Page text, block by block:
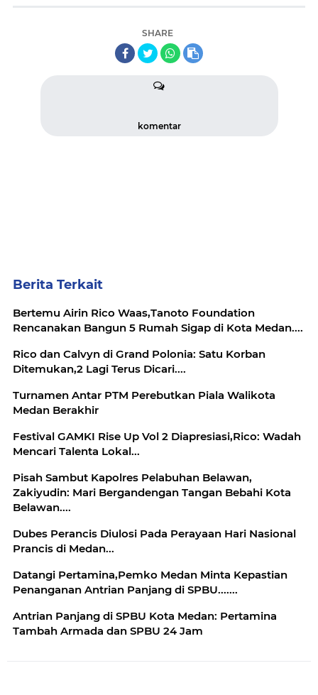
SHARE
komentar
Berita Terkait
Bertemu Airin Rico Waas,Tanoto Foundation
Rencanakan Bangun 5 Rumah Sigap di Kota Medan....
Rico dan Calvyn di Grand Polonia: Satu Korban
Ditemukan,2 Lagi Terus Dicari....
Turnamen Antar PTM Perebutkan Piala Walikota
Medan Berakhir
Festival GAMKI Rise Up Vol 2 Diapresiasi,Rico: Wadah
Mencari Talenta Lokal...
Pisah Sambut Kapolres Pelabuhan Belawan,
Zakiyudin: Mari Bergandengan Tangan Bebahi Kota
Belawan....
Dubes Perancis Diulosi Pada Perayaan Hari Nasional
Prancis di Medan...
Datangi Pertamina,Pemko Medan Minta Kepastian
Penanganan Antrian Panjang di SPBU.......
Antrian Panjang di SPBU Kota Medan: Pertamina
Tambah Armada dan SPBU 24 Jam